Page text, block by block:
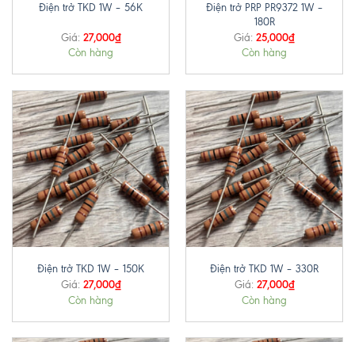
Điện trở TKD 1W – 56K
Giá: 27,000₫
Còn hàng
Điện trở PRP PR9372 1W –
180R
Giá: 25,000₫
Còn hàng
Điện trở TKD 1W – 150K
Giá: 27,000₫
Còn hàng
Điện trở TKD 1W – 330R
Giá: 27,000₫
Còn hàng